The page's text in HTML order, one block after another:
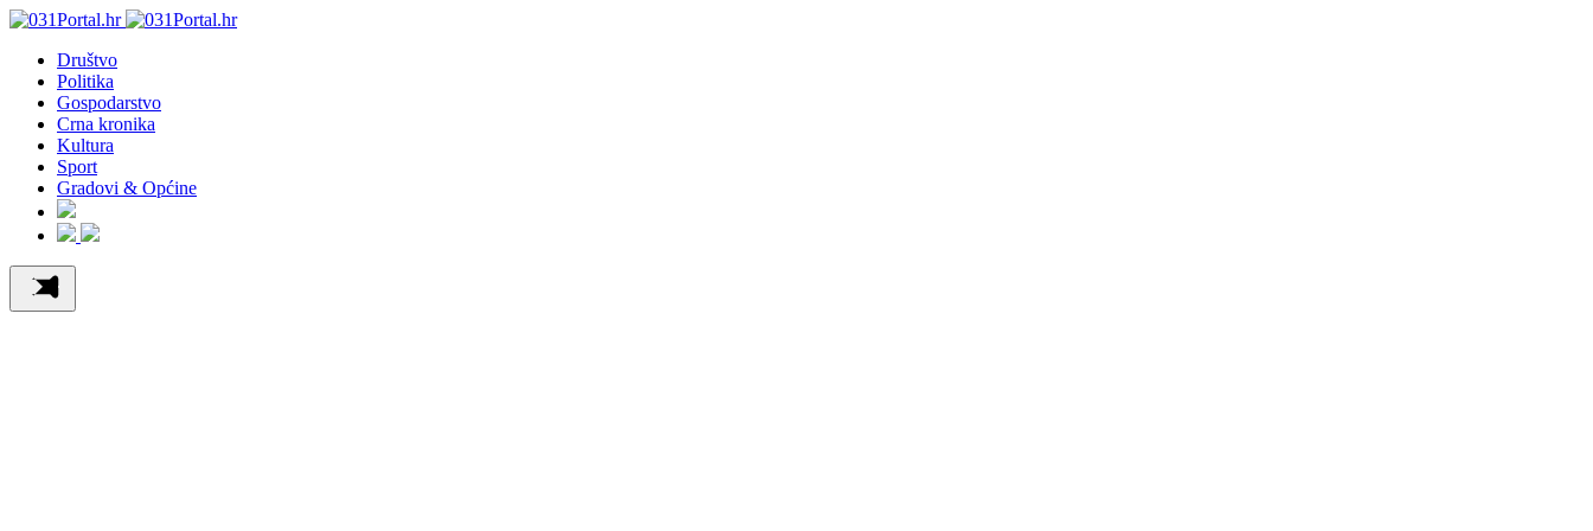
Društvo
Politika
Gospodarstvo
Crna kronika
Kultura
Sport
Gradovi & Općine